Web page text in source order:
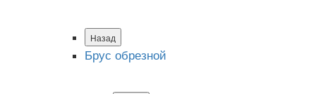
Назад
Брус обрезной